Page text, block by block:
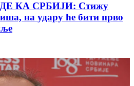
КА СРБИЈИ: Стижу
на удару ће бити прво